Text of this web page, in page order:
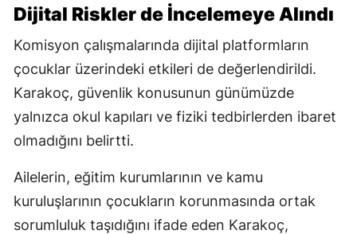
Dijital Riskler de İncelemeye Alındı
Komisyon çalışmalarında dijital platformların
çocuklar üzerindeki etkileri de değerlendirildi.
Karakoç, güvenlik konusunun günümüzde
yalnızca okul kapıları ve fiziki tedbirlerden ibaret
olmadığını belirtti.
Ailelerin, eğitim kurumlarının ve kamu
kuruluşlarının çocukların korunmasında ortak
sorumluluk taşıdığını ifade eden Karakoç,